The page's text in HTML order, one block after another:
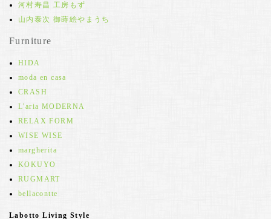
河村寿昌 工房もず
山内泰次 御蒔絵やまうち
Furniture
HIDA
moda en casa
CRASH
L'aria MODERNA
RELAX FORM
WISE WISE
margherita
KOKUYO
RUGMART
bellacontte
Labotto Living Style